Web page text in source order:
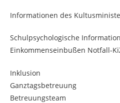
Informationen des
Schulpsychologische
Einkommenseinbußen Notfall-
Inklusion
Ganztagsbetreuung
Betreuungsteam